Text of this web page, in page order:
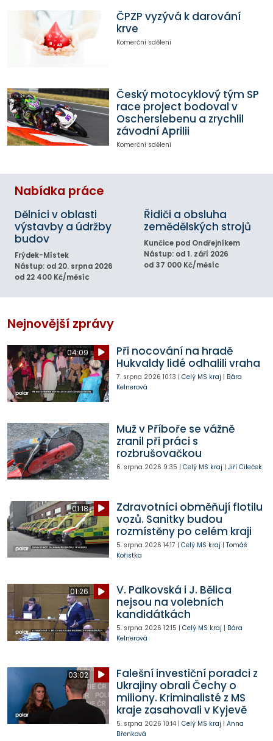
ČPZP vyzývá k darování
krve
Komerční sdělení
Český motocyklový tým SP
race project bodoval v
Oscherslebenu a zrychlil
závodní Aprilii
Komerční sdělení
Nabídka práce
Dělníci v oblasti
výstavby a údržby
budov
Frýdek-Místek
Nástup: od 20. srpna 2026
od 22 400 Kč/měsíc
Řidiči a obsluha
zemědělských strojů
Kunčice pod Ondřejníkem
Nástup: od 1. září 2026
od 37 000 Kč/měsíc
Nejnovější zprávy
04:09
Při nocování na hradě
Hukvaldy lidé odhalili vraha
7. srpna 2026 10:13 | Celý MS kraj | Bára
Kelnerová
Muž v Příboře se vážně
zranil při práci s
rozbrušovačkou
6. srpna 2026 9:35 | Celý MS kraj | Jiří Cileček
01:18
Zdravotníci obměňují flotilu
vozů. Sanitky budou
rozmístěny po celém kraji
5. srpna 2026 14:17 | Celý MS kraj | Tomáš
Kořistka
01:26
V. Palkovská i J. Bělica
nejsou na volebních
kandidátkách
5. srpna 2026 12:15 | Celý MS kraj | Bára
Kelnerová
03:02
Falešní investiční poradci z
Ukrajiny obrali Čechy o
miliony. Kriminalisté z MS
kraje zasahovali v Kyjevě
5. srpna 2026 10:14| Celý MS kraj | Anna
Břenková